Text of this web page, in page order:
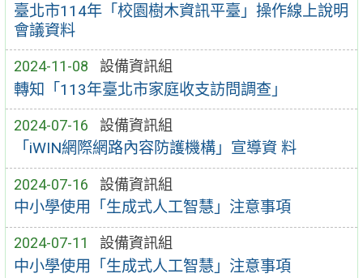
臺北市114年「校園樹木資訊平臺」操作線上說明
會議資料
2024-11-08 設備資訊組
轉知「113年臺北市家庭收支訪問調查」
2024-07-16 設備資訊組
「iWIN網際網路內容防護機構」宣導資 料
2024-07-16 設備資訊組
中小學使用「生成式人工智慧」注意事項
2024-07-11 設備資訊組
中小學使用「生成式人工智慧」注意事項